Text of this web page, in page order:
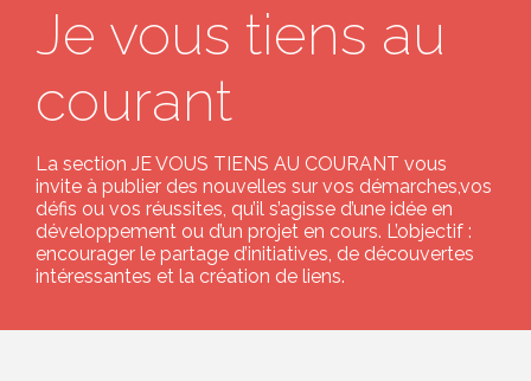
Je vous tiens au
courant
La section JE VOUS TIENS AU COURANT vous
invite à publier des nouvelles sur vos démarches,vos
défis ou vos réussites, qu’il s’agisse d’une idée en
développement ou d’un projet en cours. L’objectif :
encourager le partage d’initiatives, de découvertes
intéressantes et la création de liens.